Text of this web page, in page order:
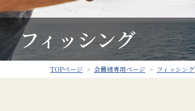
フィッシング
TOPページ 会員様専用ページ フィッシング